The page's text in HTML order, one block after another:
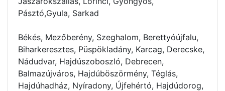
Pásztó,Gyula, Sarkad
Békés, Mezőberény, Szeghalom, Berettyóújfalu,
Biharkeresztes, Püspökladány, Karcag, Derecske,
Nádudvar, Hajdúszoboszló, Debrecen,
Balmazújváros, Hajdúböszörmény, Téglás,
Hajdúhadház, Nyíradony, Újfehértó, Hajdúdorog,